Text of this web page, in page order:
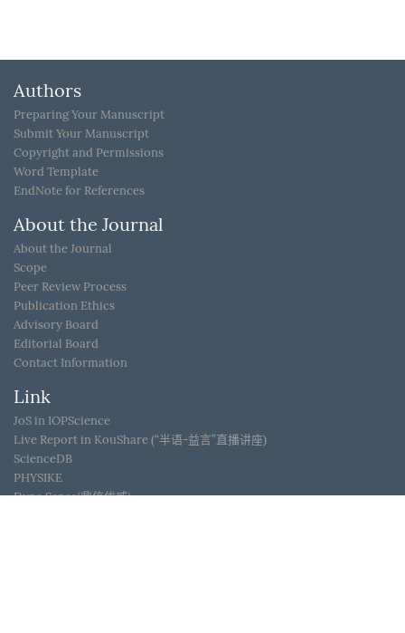
Authors
Preparing Your Manuscript
Submit Your Manuscript
Copyright and Permissions
Word Template
EndNote for References
About the Journal
About the Journal
Scope
Peer Review Process
Publication Ethics
Advisory Board
Editorial Board
Contact Information
Link
JoS in IOPScience
Live Report in KouShare (“半语-益言”直播讲座)
ScienceDB
PHYSIKE
Dyna Sense(鼎信优威)